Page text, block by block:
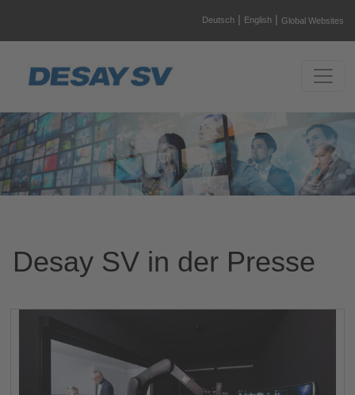
Deutsch | English | Global Websites
Desay SV in der Presse